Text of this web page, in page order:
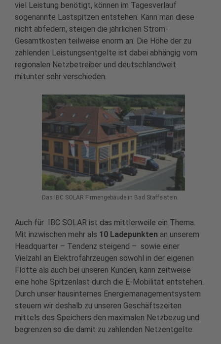
viel Leistung benötigt, können im Tagesverlauf
sogenannte Lastspitzen entstehen. Kann man diese
nicht abfedern, steigen die jährlichen Strom-
Gesamtkosten teilweise enorm an. Die Höhe der zu
zahlenden Leistungsentgelte ist dabei abhängig vom
regionalen Netzbetreiber und deutschlandweit
mitunter sehr verschieden.
Das IBC SOLAR Firmengebäude in Bad Staffelstein.
Auch für IBC SOLAR ist das mittlerweile ein Thema.
Mit inzwischen mehr als 10 Ladepunkten an unserem
Headquarter – Tendenz steigend – sowie einer
Vielzahl an Elektrofahrzeugen sowohl in der eigenen
Flotte als auch bei unseren Kunden, kann zeitweise
eine hohe Spitzenlast durch die E-Mobilität entstehen.
Durch unser hausinternes Energiemanagementsystem
steuern wir deshalb zu unseren Geschäftszeiten
mittels des Speichers den maximalen Netzbezug und
begrenzen so die damit zu zahlenden Netzentgelte.